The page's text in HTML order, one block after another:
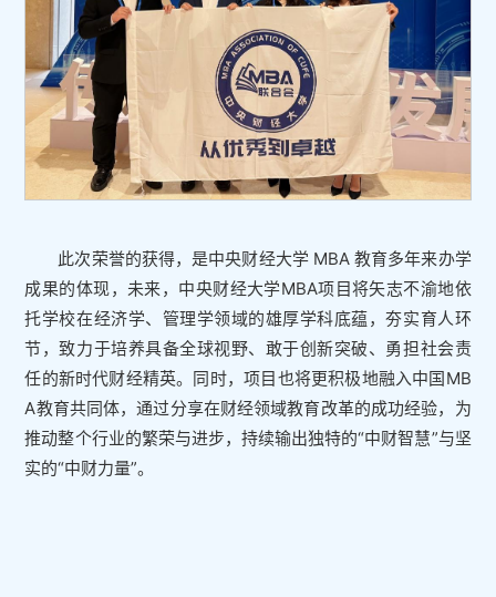
此次荣誉的获得，是中央财经大学 MBA 教育多年来办学
成果的体现，未来，中央财经大学MBA项目将矢志不渝地依
托学校在经济学、管理学领域的雄厚学科底蕴，夯实育人环
节，致力于培养具备全球视野、敢于创新突破、勇担社会责
任的新时代财经精英。同时，项目也将更积极地融入中国MB
A教育共同体，通过分享在财经领域教育改革的成功经验，为
推动整个行业的繁荣与进步，持续输出独特的“中财智慧”与坚
实的“中财力量”。